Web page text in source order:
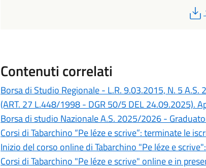
Contenuti correlati
Borsa di Studio Regionale - L.R. 9.03.2015, N. 5
(ART. 27 L.448/1998 - DGR 50/5 DEL 24.09.2025).
Borsa di studio Nazionale A.S. 2025/2026 -
Corsi di Tabarchino “Pe léze e scrive”: terminate le
Inizio del corso online di Tabarchino "Pe léze e
Corsi di Tabarchino "Pe léze e scrive" online e in